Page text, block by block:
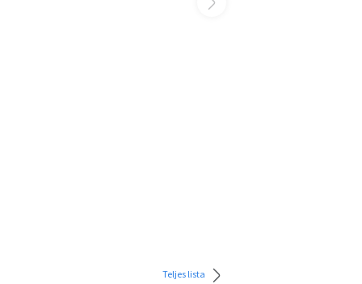
Teljes lista